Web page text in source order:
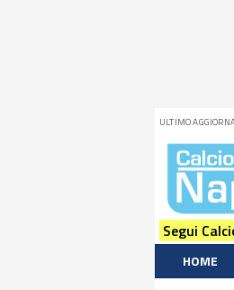
ULTIMO
Segui
HOME